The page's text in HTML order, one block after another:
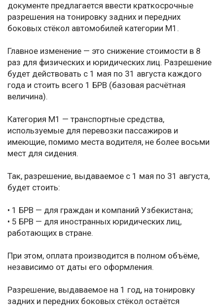
документе предлагается ввести краткосрочные
разрешения на тонировку задних и передних
боковых стёкол автомобилей категории M1.
Главное изменение — это снижение стоимости в 8
раз для физических и юридических лиц. Разрешение
будет действовать с 1 мая по 31 августа каждого
года и стоить всего 1 БРВ (базовая расчётная
величина).
Категория M1 — транспортные средства,
используемые для перевозки пассажиров и
имеющие, помимо места водителя, не более восьми
мест для сидения.
Так, разрешение, выдаваемое с 1 мая по 31 августа,
будет стоить:
• 1 БРВ — для граждан и компаний Узбекистана;
• 5 БРВ — для иностранных юридических лиц,
работающих в стране.
При этом, оплата производится в полном объёме,
независимо от даты его оформления.
Разрешение, выдаваемое на 1 год, на тонировку
задних и передних боковых стёкол остаётся